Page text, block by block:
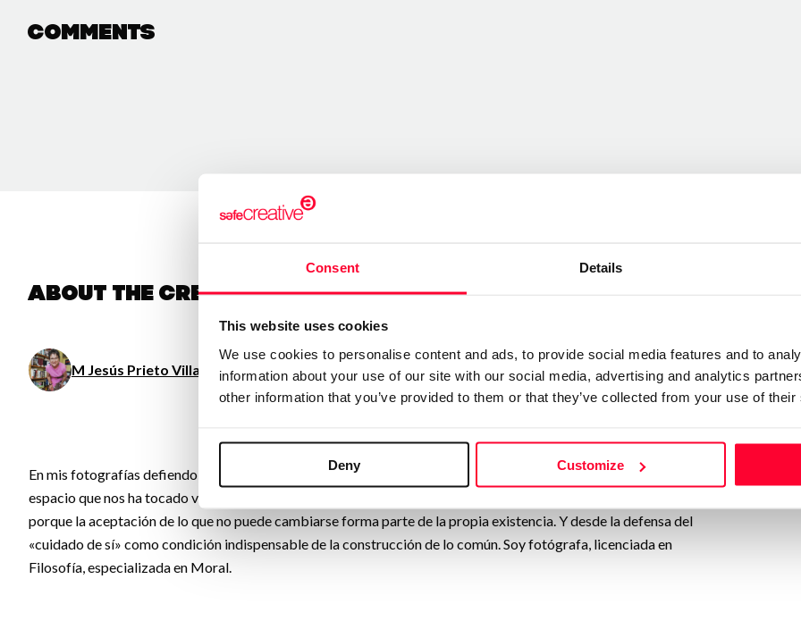
Consent Details
This website uses cookies
We use cookies to personalise content and ads, to provide social media features and to
information about your use of our site with our social media, advertising and analytics
other information that you’ve provided to them or that they’ve collected from your use of
Deny Customize
Comments
About the creator
M Jesús Prieto Villarino/ Visual arts Send message
Follow
En mis fotografías defiendo el arte fronterizo que linda con la educación y con la transformación del tiempo y
espacio que nos ha tocado vivir. Desde la honestidad con la realidad, incluyendo aquella que no es bienvenida,
porque la aceptación de lo que no puede cambiarse forma parte de la propia existencia. Y desde la defensa del
«cuidado de sí» como condición indispensable de la construcción de lo común. Soy fotógrafa, licenciada en
Filosofía, especializada en Moral.